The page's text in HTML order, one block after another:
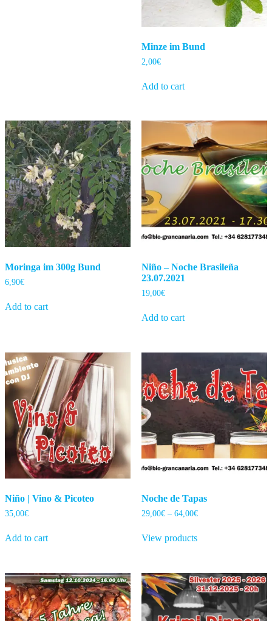
Minze im Bund
2,00€
Add to cart
Moringa im 300g Bund
6,90€
Add to cart
Niño – Noche Brasileña
23.07.2021
19,00€
Add to cart
Niño | Vino & Picoteo
35,00€
Add to cart
Noche de Tapas
29,00€ – 64,00€Price
through
View products